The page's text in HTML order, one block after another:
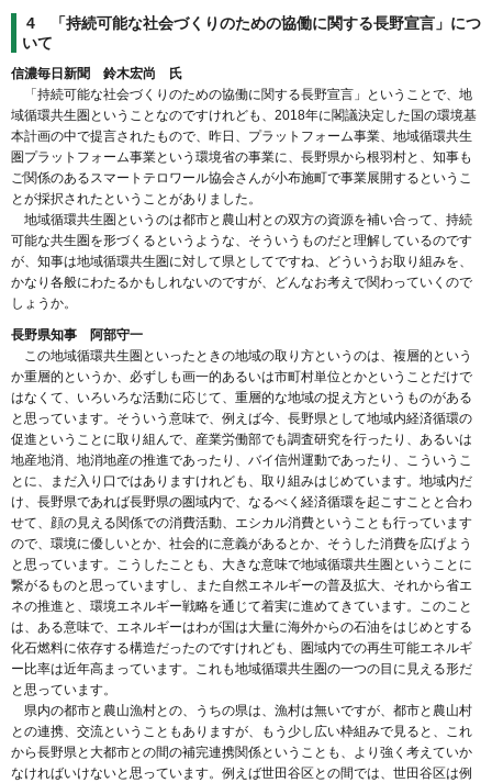
4 「持続可能な社会づくりのための協働に関する長野宣言」につ
いて
信濃毎日新聞 鈴木宏尚 氏
「持続可能な社会づくりのための協働に関する長野宣言」ということで、地
域循環共生圏ということなのですけれども、2018年に閣議決定した国の環境基
本計画の中で提言されたもので、昨日、プラットフォーム事業、地域循環共生
圏プラットフォーム事業という環境省の事業に、長野県から根羽村と、知事も
ご関係のあるスマートテロワール協会さんが小布施町で事業展開するというこ
とが採択されたということがありました。
地域循環共生圏というのは都市と農山村との双方の資源を補い合って、持続
可能な共生圏を形づくるというような、そういうものだと理解しているのです
が、知事は地域循環共生圏に対して県としてですね、どういうお取り組みを、
かなり各般にわたるかもしれないのですが、どんなお考えで関わっていくので
しょうか。
長野県知事 阿部守一
この地域循環共生圏といったときの地域の取り方というのは、複層的という
か重層的というか、必ずしも画一的あるいは市町村単位とかということだけで
はなくて、いろいろな活動に応じて、重層的な地域の捉え方というものがある
と思っています。そういう意味で、例えば今、長野県として地域内経済循環の
促進ということに取り組んで、産業労働部でも調査研究を行ったり、あるいは
地産地消、地消地産の推進であったり、バイ信州運動であったり、こういうこ
とに、まだ入り口ではありますけれども、取り組みはじめています。地域内だ
け、長野県であれば長野県の圏域内で、なるべく経済循環を起こすことと合わ
せて、顔の見える関係での消費活動、エシカル消費ということも行っています
ので、環境に優しいとか、社会的に意義があるとか、そうした消費を広げよう
と思っています。こうしたことも、大きな意味で地域循環共生圏ということに
繋がるものと思っていますし、また自然エネルギーの普及拡大、それから省エ
ネの推進と、環境エネルギー戦略を通じて着実に進めてきています。このこと
は、ある意味で、エネルギーはわが国は大量に海外からの石油をはじめとする
化石燃料に依存する構造だったのですけれども、圏域内での再生可能エネルギ
ー比率は近年高まっています。これも地域循環共生圏の一つの目に見える形だ
と思っています。
県内の都市と農山漁村との、うちの県は、漁村は無いですが、都市と農山村
との連携、交流ということもありますが、もう少し広い枠組みで見ると、これ
から長野県と大都市との間の補完連携関係ということも、より強く考えていか
なければいけないと思っています。例えば世田谷区との間では、世田谷区は例